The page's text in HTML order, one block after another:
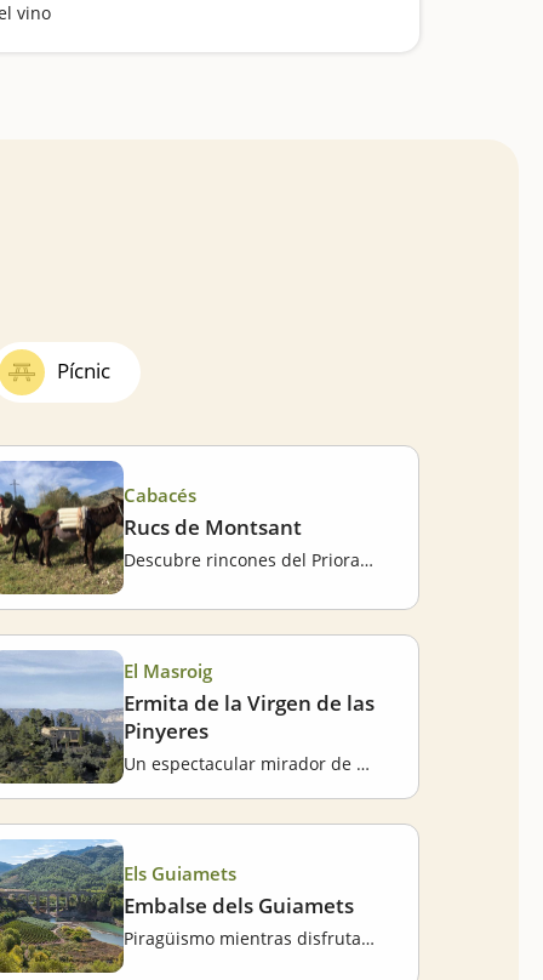
vino
Pícnic
Cabacés
Rucs de Montsant
Descubre rincones del Priorat encima de un burro
El Masroig
Ermita de la Virgen de las
Pinyeres
Un espectacular mirador de buena parte del Priorat
Els Guiamets
Embalse dels Guiamets
Piragüismo mientras disfrutamos del entorno natural